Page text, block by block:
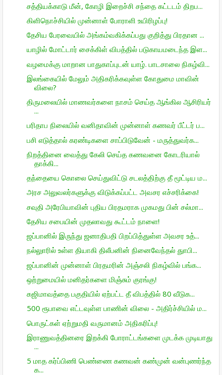
சத்தியக்காடு மீன், கோழி இறைச்சி சந்தை கட்டடம் திறப...
கிளிநொச்சியில் முன்னாள் போராளி உயிரிழப்பு!
தேசிய பேரவையில் அங்கம்வகிக்கப்பது குறித்து பிரதான ...
யாழில் மோட்டார் சைக்கிள் விபத்தில் படுகாயமடைந்த இள...
வழமைக்கு மாறான பாதுகாப்புடன் யாழ். பாடசாலை நிகழ்வி...
இலங்கையில் மேலும் அதிகரிக்கவுள்ள கோதுமை மாவின்
விலை?
திருமலையில் மாணவர்களை நாசம் செய்த ஆங்கில ஆசிரியர்
...
பரிதாப நிலையில் வனிதாவின் முன்னாள் கணவர் பீட்டர் ப...
பசி எடுத்தால் கரண்டிகளை சாப்பிடுவேன் - மருத்துவர்க...
நிறத்தினை வைத்து கேலி செய்த கணவனை கோடரியால்
தாக்கி...
தந்தையை கொலை செய்துவிட்டு சடலத்திற்கு தீ மூட்டிய ம...
அரச அலுவலர்களுக்கு விடுக்கப்பட்ட அவசர எச்சரிக்கை!
சவுதி அரேபியாவின் புதிய பிரதமராக முகமது பின் சல்மா...
தேசிய சபையின் முதலாவது கூட்டம் நாளை!
ஜப்பானில் இருந்து ஜனாதிபதி பிறப்பித்துள்ள அவசர உத்...
நல்லுாரில் உள்ள தியாகி திலீபனின் நினைவேந்தல் துாபி...
ஜப்பானின் முன்னாள் பிரதமரின் அஞ்சலி நிகழ்வில் பங்க...
ஒற்றுமையில் மனிதர்களை மிஞ்சும் குரங்கு!
கஜிமாவத்தை பகுதியில் ஏற்பட்ட தீ விபத்தில் 80 வீடுக...
500 ரூபாவை எட்டவுள்ள பாணின் விலை - அதிர்ச்சியில் ம...
பொருட்கள் ஏற்றுமதி வருமானம் அதிகரிப்பு!
இராணுவத்தினரை இறக்கி போராட்டங்களை முடக்க முடியாது
...
5 மாத கர்ப்பிணி பெண்ணை கணவன் கண்முன் வன்புணர்ந்த
க...